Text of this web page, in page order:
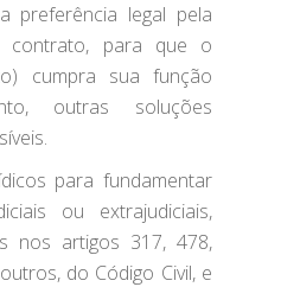
preferência legal pela
contrato, para que o
cumpra sua função
outras soluções
para fundamentar
ou extrajudiciais,
nos artigos 317, 478,
do Código Civil, e